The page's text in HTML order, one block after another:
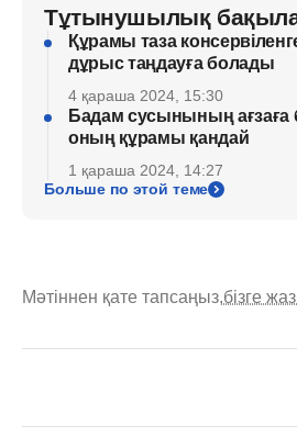
Тұтынушылық
Құрамы таза
дұрыс таңдауға болады
4 қараша 2024, 15:30
Бадам сусынының ағзаға
оның құрамы қандай
1 қараша 2024, 14:27
Больше по этой теме
Мәтіннен қате тапсаңыз,бізге